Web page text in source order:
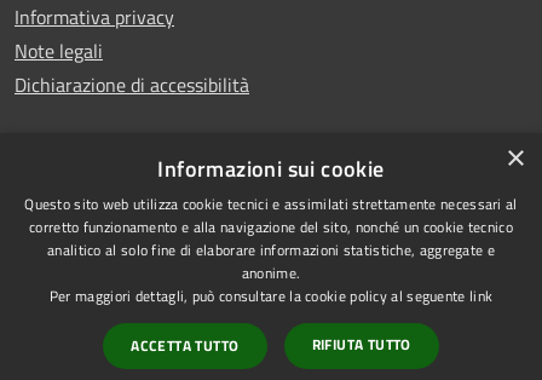
Informativa privacy
Note legali
Dichiarazione di accessibilità
RSS
Accessibilità
Cookie
Mappa del sito
Copyright © 2025
Comune di
Montecorvino Pugliano
Powered by
Municipium •
×
Informazioni sui cookie
Questo sito web utilizza cookie tecnici e assimilati strettamente necessari al
corretto funzionamento e alla navigazione del sito, nonché un cookie tecnico
analitico al solo fine di elaborare informazioni statistiche, aggregate e
anonime.
Per maggiori dettagli, può consultare la cookie policy al seguente link
ACCETTA TUTTO RIFIUTA TUTTO